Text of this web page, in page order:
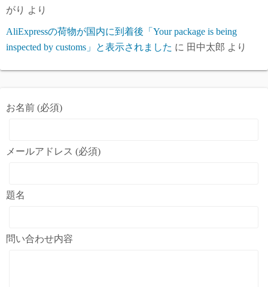
がり より
AliExpressの荷物が国内に到着後「Your package is being
inspected by customs」と表示されました に 田中太郎 より
お名前 (必須)
メールアドレス (必須)
題名
問い合わせ内容